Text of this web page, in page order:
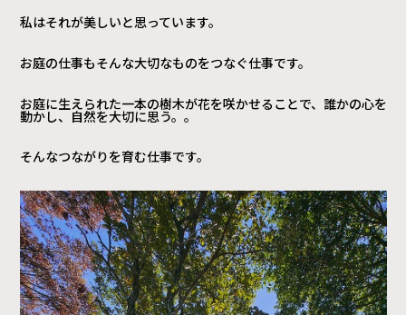
私はそれが美しいと思っています。
お庭の仕事もそんな大切なものをつなぐ仕事です。
お庭に生えられた一本の樹木が花を咲かせることで、誰かの心を
動かし、自然を大切に思う。。
そんなつながりを育む仕事です。